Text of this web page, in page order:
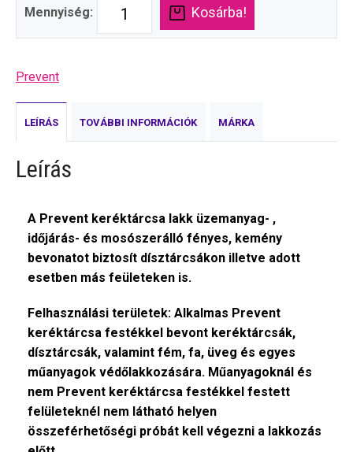
Mennyiség: Kosárba!
Prevent
LEÍRÁS TOVÁBBI INFORMÁCIÓK MÁRKA
Leírás
A Prevent keréktárcsa lakk üzemanyag- ,
időjárás- és mosószerálló fényes, kemény
bevonatot biztosít dísztárcsákon illetve adott
esetben más feületeken is.
Felhasználási területek: Alkalmas Prevent
keréktárcsa festékkel bevont keréktárcsák,
dísztárcsák, valamint fém, fa, üveg és egyes
műanyagok védőlakkozására. Műanyagoknál és
nem Prevent keréktárcsa festékkel festett
felületeknél nem látható helyen
összeférhetőségi próbát kell végezni a lakkozás